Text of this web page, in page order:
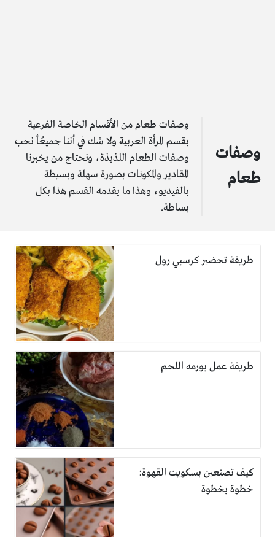
وصفات
طعام
وصفات طعام من الأقسام الخاصة الفرعية
بقسم المرأة العربية ولا شك في أننا جميعًأ نحب
وصفات الطعام اللذيذة، ونحتاج من يخبرنا
المقادير والمكونات بصورة سهلة وبسيطة
بالفيديو، وهذا ما يقدمه القسم هذا بكل
بساطة.
طريقة تحضير كرسبي رول
طريقة عمل بورمه اللحم
كيف تصنعين بسكويت القهوة:
خطوة بخطوة